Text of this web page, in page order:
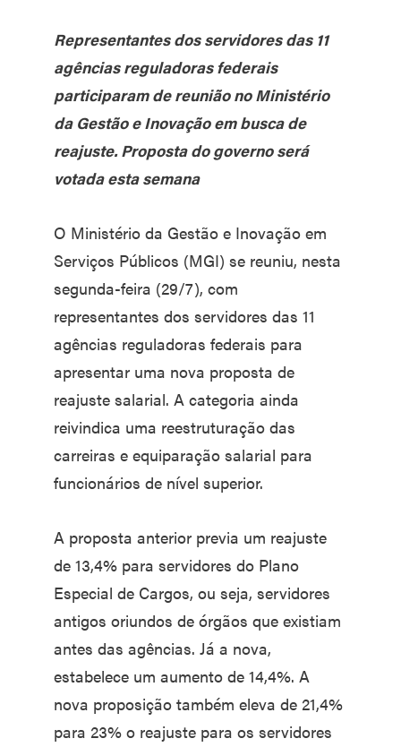
Representantes dos servidores das 11
agências reguladoras federais
participaram de reunião no Ministério
da Gestão e Inovação em busca de
reajuste. Proposta do governo será
votada esta semana
O Ministério da Gestão e Inovação em
Serviços Públicos (MGI) se reuniu, nesta
segunda-feira (29/7), com
representantes dos servidores das 11
agências reguladoras federais para
apresentar uma nova proposta de
reajuste salarial. A categoria ainda
reivindica uma reestruturação das
carreiras e equiparação salarial para
funcionários de nível superior.
A proposta anterior previa um reajuste
de 13,4% para servidores do Plano
Especial de Cargos, ou seja, servidores
antigos oriundos de órgãos que existiam
antes das agências. Já a nova,
estabelece um aumento de 14,4%. A
nova proposição também eleva de 21,4%
para 23% o reajuste para os servidores